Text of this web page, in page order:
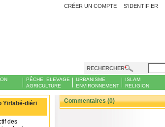
CRÉER UN COMPTE S'IDENTIFIER
RECHERCHER
PÊCHE, ELEVAGE
AGRICULTURE
URBANISME
ENVIRONNEMENT
ISLAM
RELIGION
Yirlabé-diéri
des
Commentaires (0)